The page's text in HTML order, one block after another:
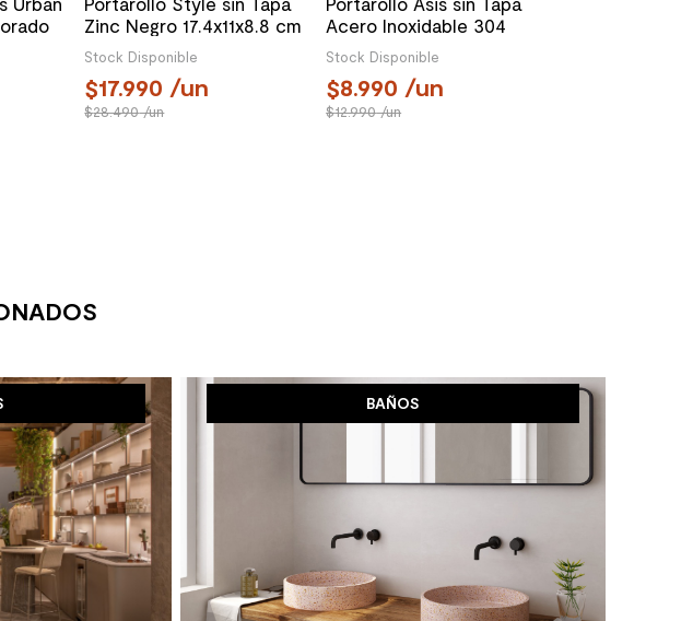
Zinc Negro 17.4x11x8.8 cm
Stock Disponible
17.990 /un
28.490/un
Acero Inoxidable 304
Negro 10.9x6.5x10.3 cm
Stock Disponible
8.990 /un
12.990/un
BAÑOS